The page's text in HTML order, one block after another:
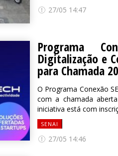
27/05 14:47
Programa
Digitalização e
para Chamada
O Programa Conexão
com a chamada
iniciativa está com
SENAI
27/05 14:46